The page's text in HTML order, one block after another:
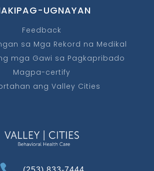
UGNAYAN
Feedback
sa Mga Rekord na Medikal
mga Gawi sa Pagkapribado
Magpa-certify
ang Valley Cities